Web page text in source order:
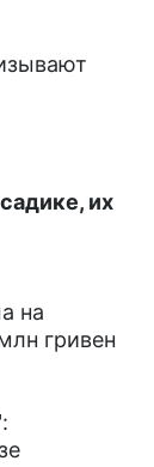
их
на
гривен